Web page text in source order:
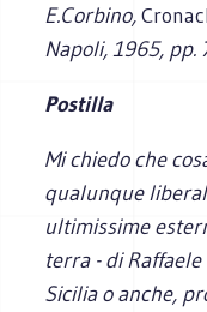
E.Corbino,
Napoli, 1965, pp.
Postilla
Mi chiedo che
qualunque
ultimissime
terra - di
Sicilia o anche,